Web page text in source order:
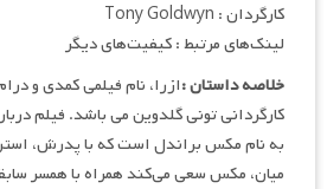
کارگردان : Tony Goldwyn
لینک‌های مرتبط : کیفیت‌های دیگر
خلاصه داستان :
کارگردانی تونی گلدوین می باشد. فیلم
به نام مکس براندل است که با پدرش،
میان، مکس سعی می‌کند همراه با همسر